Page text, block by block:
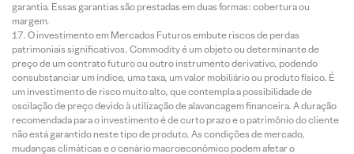
garantia. Essas garantias são prestadas em duas formas: cobertura ou
margem.
O investimento em Mercados Futuros embute riscos de perdas
patrimoniais significativos. Commodity é um objeto ou determinante de
preço de um contrato futuro ou outro instrumento derivativo, podendo
consubstanciar um índice, uma taxa, um valor mobiliário ou produto físico. É
um investimento de risco muito alto, que contempla a possibilidade de
oscilação de preço devido à utilização de alavancagem financeira. A duração
recomendada para o investimento é de curto prazo e o patrimônio do cliente
não está garantido neste tipo de produto. As condições de mercado,
mudanças climáticas e o cenário macroeconômico podem afetar o